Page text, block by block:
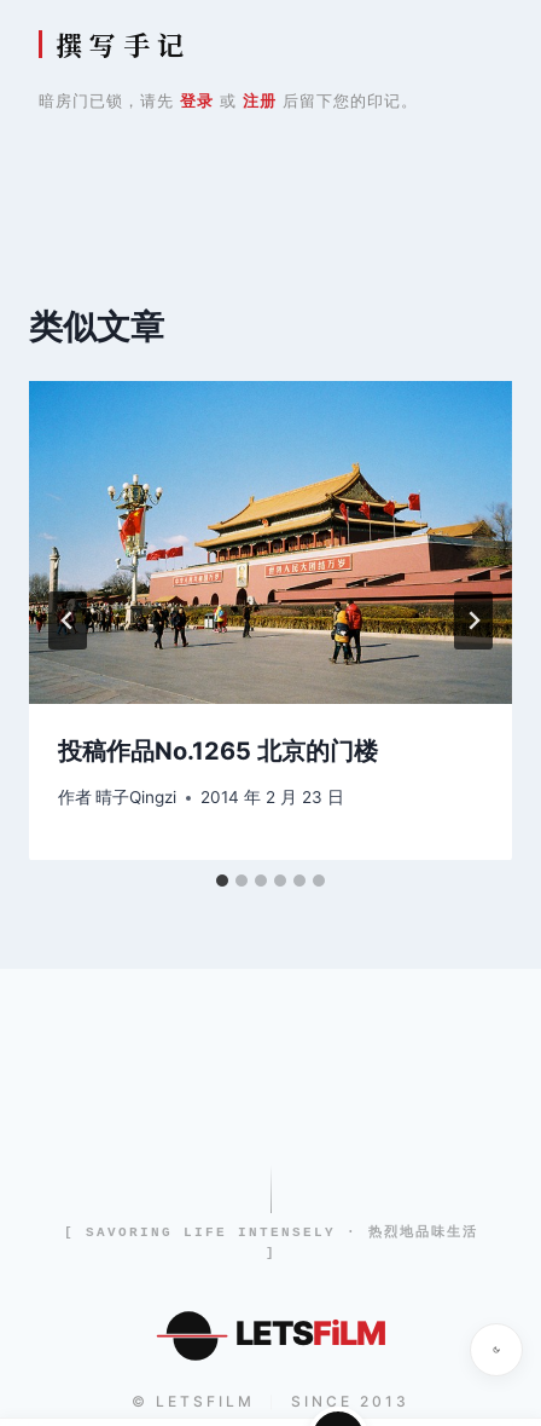
撰 写 手 记
暗房门已锁，请先 登录 或 注册 后留下您的印记。
类似文章
投稿作品No.1265 北京的门楼
作者晴子Qingzi 2014 年 2 月 23 日
[ SAVORING LIFE INTENSELY · 热烈地品味生活
]
LETSFiLM
© LETSFILM SINCE 2013